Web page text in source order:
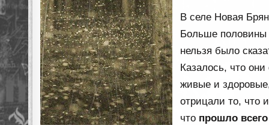
В селе Новая
Больше половины
нельзя было
Казалось, что
живые и
отрицали то, что
что прошло